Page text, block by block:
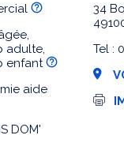
adulte,
enfant
aide
DOM'
34
Tel :
I